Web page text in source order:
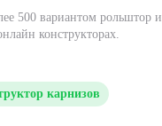
500 вариантом рольштор и
конструкторах.
карнизов